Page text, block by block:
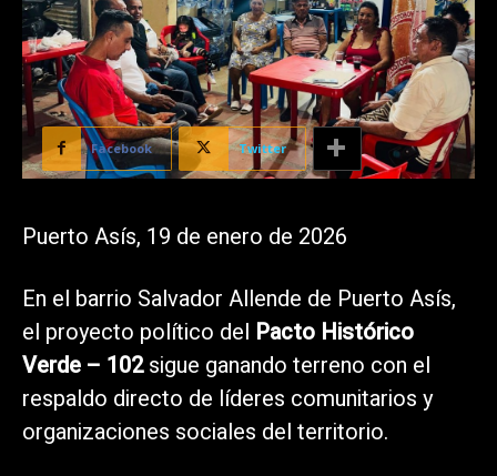
Facebook Twitter
Puerto Asís, 19 de enero de 2026
En el barrio Salvador Allende de Puerto Asís,
el proyecto político del Pacto Histórico
Verde – 102sigue ganando terreno con el
respaldo directo de líderes comunitarios y
organizaciones sociales del territorio.